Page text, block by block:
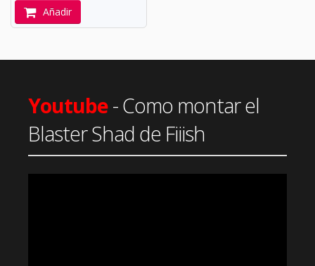
Añadir
Youtube- Como montar el
Blaster Shad de Fiiish